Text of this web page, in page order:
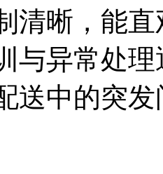
清晰，能
与异常处
送中的突